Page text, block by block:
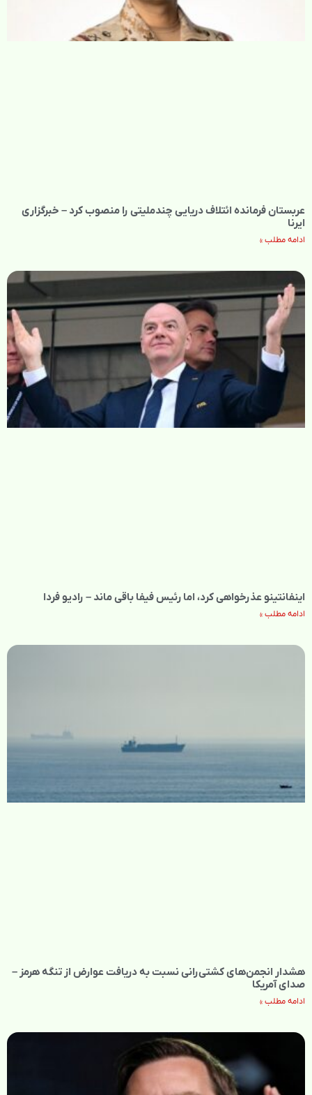
عربستان فرمانده ائتلاف دریایی چندملیتی را منصوب کرد – خبرگزاری
ایرنا
ادامه مطلب »
اینفانتینو عذرخواهی کرد، اما رئیس فیفا باقی ماند – رادیو فردا
ادامه مطلب »
هشدار انجمن‌های کشتی‌رانی نسبت به دریافت عوارض از تنگه هرمز –
صدای آمریکا
ادامه مطلب »